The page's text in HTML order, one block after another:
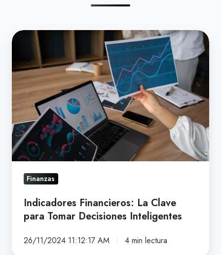
Indicadores
Financieros:
La
Clave
para
Tomar
Decisiones
Inteligentes
Finanzas
Indicadores Financieros: La Clave
para Tomar Decisiones Inteligentes
26/11/2024 11:12:17 AM 4 min lectura